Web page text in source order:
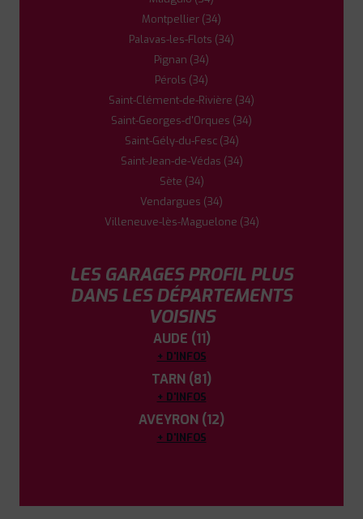
Montpellier (34)
Palavas-les-Flots (34)
Pignan (34)
Pérols (34)
Saint-Clément-de-Rivière (34)
Saint-Georges-d'Orques (34)
Saint-Gély-du-Fesc (34)
Saint-Jean-de-Védas (34)
Sète (34)
Vendargues (34)
Villeneuve-lès-Maguelone (34)
LES GARAGES PROFIL PLUS
DANS LES DÉPARTEMENTS
VOISINS
AUDE (11)
+ D'INFOS
TARN (81)
+ D'INFOS
AVEYRON (12)
+ D'INFOS